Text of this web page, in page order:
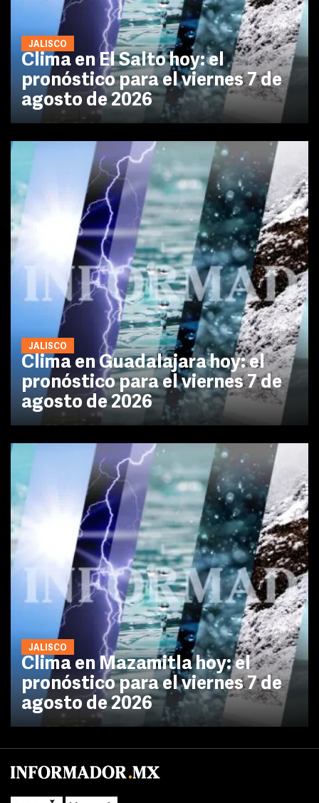
JALISCO
Clima en El Salto hoy: el
pronóstico para el viernes 7 de
agosto de 2026
JALISCO
Clima en Guadalajara hoy: el
pronóstico para el viernes 7 de
agosto de 2026
JALISCO
Clima en Mazamitla hoy: el
pronóstico para el viernes 7 de
agosto de 2026